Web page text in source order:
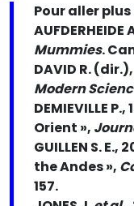
Pour aller plus
AUFDERHEIDE
Mummies.
DAVID R.
Modern
DEMIEVILLE
Orient »,
GUILLEN S.
the Andes »,
157.